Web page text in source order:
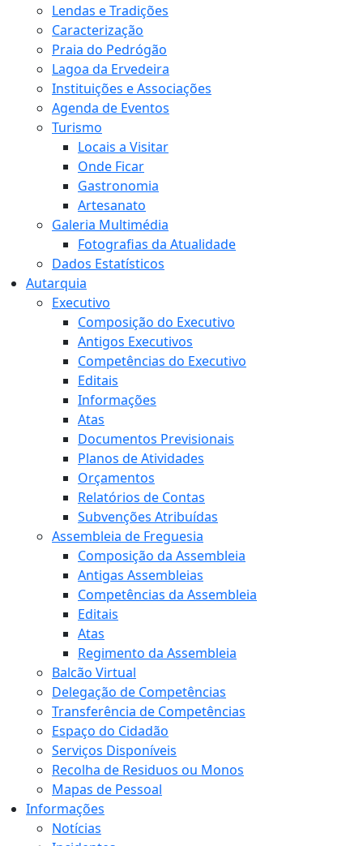
Lendas e Tradições
Caracterização
Praia do Pedrógão
Lagoa da Ervedeira
Instituições e Associações
Agenda de Eventos
Turismo
Locais a Visitar
Onde Ficar
Gastronomia
Artesanato
Galeria Multimédia
Fotografias da Atualidade
Dados Estatísticos
Autarquia
Executivo
Composição do Executivo
Antigos Executivos
Competências do Executivo
Editais
Informações
Atas
Documentos Previsionais
Planos de Atividades
Orçamentos
Relatórios de Contas
Subvenções Atribuídas
Assembleia de Freguesia
Composição da Assembleia
Antigas Assembleias
Competências da Assembleia
Editais
Atas
Regimento da Assembleia
Balcão Virtual
Delegação de Competências
Transferência de Competências
Espaço do Cidadão
Serviços Disponíveis
Recolha de Residuos ou Monos
Mapas de Pessoal
Informações
Notícias